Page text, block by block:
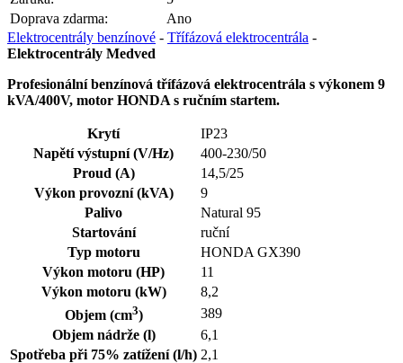
Doprava zdarma:
Ano
Elektrocentrály benzínové - Třífázová elektrocentrála -
Elektrocentrály Medved
Profesionální benzínová třífázová elektrocentrála s výkonem 9
kVA/400V, motor HONDA s ručním startem.
Krytí
IP23
Napětí výstupní (V/Hz)
400-230/50
Proud (A)
14,5/25
Výkon provozní (kVA)
9
Palivo
Natural 95
Startování
ruční
Typ motoru
HONDA GX390
Výkon motoru (HP)
11
Výkon motoru (kW)
8,2
Objem (cm3)
389
Objem nádrže (l)
6,1
Spotřeba při 75% zatížení (l/h) 2,1